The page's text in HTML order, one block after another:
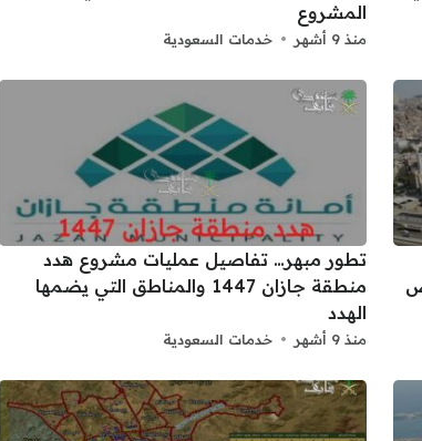
المشروع
منذ 9 أشهر خدمات السعودية
تطور مبهر… تفاصيل عمليات مشروع هدد
منطقة جازان 1447 والمناطق التي يضمها
الهدد
منذ 9 أشهر خدمات السعودية